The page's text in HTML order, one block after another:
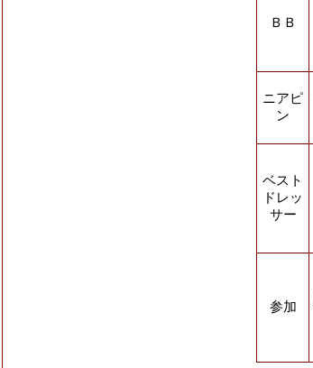
ＢＢ
ニアピ
ン
ベスト
ドレッ
サー
参加